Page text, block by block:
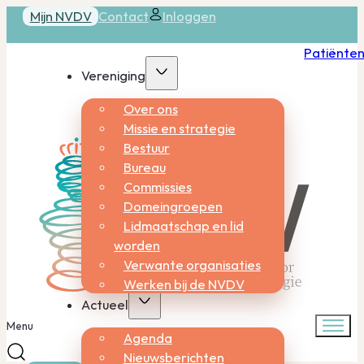
Mijn NVDV Contact Inloggen
Vereniging
Over ons
Missie en strategie
Bestuur
Bureau
Commissies
Domeingroepen
Lidmaatschap en lid
worden
Verwante organisaties
Werken bij de NVDV
Actueel
Agenda
Nieuwsberichten
Menu